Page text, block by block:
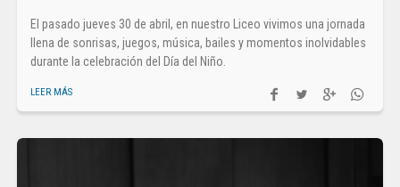
El pasado jueves 30 de abril, en nuestro Liceo vivimos una jornada
llena de sonrisas, juegos, música, bailes y momentos inolvidables
durante la celebración del Día del Niño.
LEER MÁS